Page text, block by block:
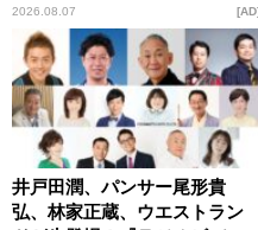
2026.08.07 AD
井戸田潤、パンサー尾形貴
弘、林家正蔵、ウエストラン